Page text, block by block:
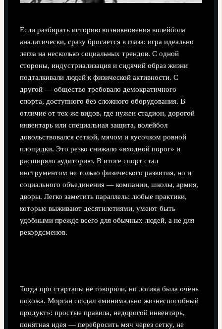
Если разбирать историю возникновения волейбола
аналитически, сразу бросается в глаза: игра идеально
легла на несколько социальных трендов. С одной
стороны, индустриализация и сидячий образ жизни
подталкивали людей к физической активности. С
другой — общество требовало демократичного
спорта, доступного без сложного оборудования. В
отличие от тех же видов, где нужен стадион, дорогой
инвентарь или специальная защита, волейбол
довольствовался сеткой, мячом и кусочком ровной
площадки. Это резко снижало «входной порог» и
расширяло аудиторию. В итоге спорт стал
инструментом не только физического развития, но и
социального объединения — компании, школы, армия,
дворы. Легко заметить параллель: любые практики,
которые выживают десятилетиями, умеют быть
удобными прежде всего для обычных людей, а не для
рекордсменов.
Тогда про стартапы не говорили, но логика была очень
похожа. Морган создал «минимально жизнеспособный
продукт»: простые правила, недорогой инвентарь,
понятная идея — перебросить мяч через сетку, не